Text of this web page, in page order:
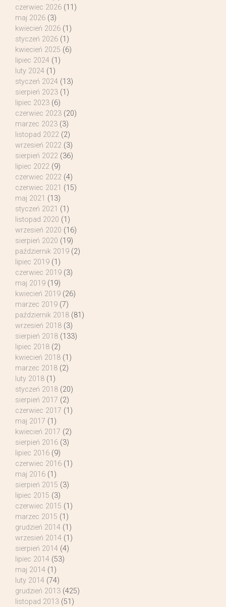
czerwiec 2026 (11)
maj 2026 (3)
kwiecień 2026 (1)
styczeń 2026 (1)
kwiecień 2025 (6)
lipiec 2024 (1)
luty 2024 (1)
styczeń 2024 (13)
sierpień 2023 (1)
lipiec 2023 (6)
czerwiec 2023 (20)
marzec 2023 (3)
listopad 2022 (2)
wrzesień 2022 (3)
sierpień 2022 (36)
lipiec 2022 (9)
czerwiec 2022 (4)
czerwiec 2021 (15)
maj 2021 (13)
styczeń 2021 (1)
listopad 2020 (1)
wrzesień 2020 (16)
sierpień 2020 (19)
październik 2019 (2)
lipiec 2019 (1)
czerwiec 2019 (3)
maj 2019 (19)
kwiecień 2019 (26)
marzec 2019 (7)
październik 2018 (81)
wrzesień 2018 (3)
sierpień 2018 (133)
lipiec 2018 (2)
kwiecień 2018 (1)
marzec 2018 (2)
luty 2018 (1)
styczeń 2018 (20)
sierpień 2017 (2)
czerwiec 2017 (1)
maj 2017 (1)
kwiecień 2017 (2)
sierpień 2016 (3)
lipiec 2016 (9)
czerwiec 2016 (1)
maj 2016 (1)
sierpień 2015 (3)
lipiec 2015 (3)
czerwiec 2015 (1)
marzec 2015 (1)
grudzień 2014 (1)
wrzesień 2014 (1)
sierpień 2014 (4)
lipiec 2014 (53)
maj 2014 (1)
luty 2014 (74)
grudzień 2013 (425)
listopad 2013 (51)